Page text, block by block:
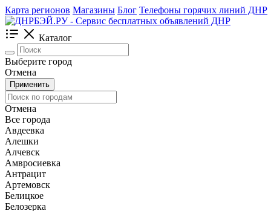
Карта регионов Магазины Блог Телефоны горячих линий ДНР
Каталог
Выберите город
Отмена
Применить
Отмена
Все города
Авдеевка
Алешки
Алчевск
Амвросиевка
Антрацит
Артемовск
Белицкое
Белозерка